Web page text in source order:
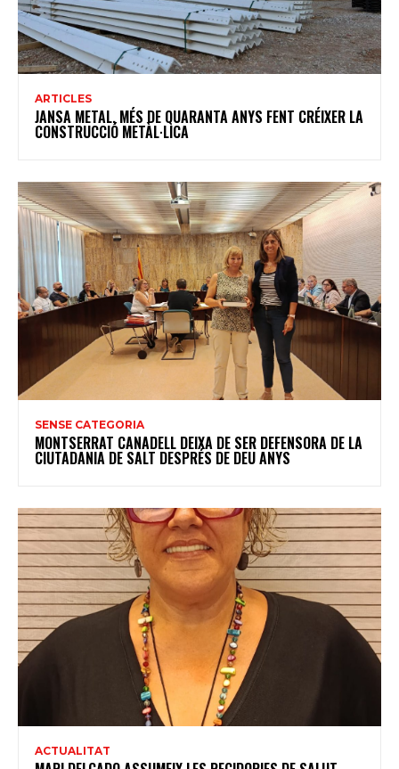
ARTICLES
JANSA METAL, MÉS DE QUARANTA ANYS FENT CRÉIXER LA
CONSTRUCCIÓ METÀL·LICA
SENSE CATEGORIA
MONTSERRAT CANADELL DEIXA DE SER DEFENSORA DE LA
CIUTADANIA DE SALT DESPRÉS DE DEU ANYS
ACTUALITAT